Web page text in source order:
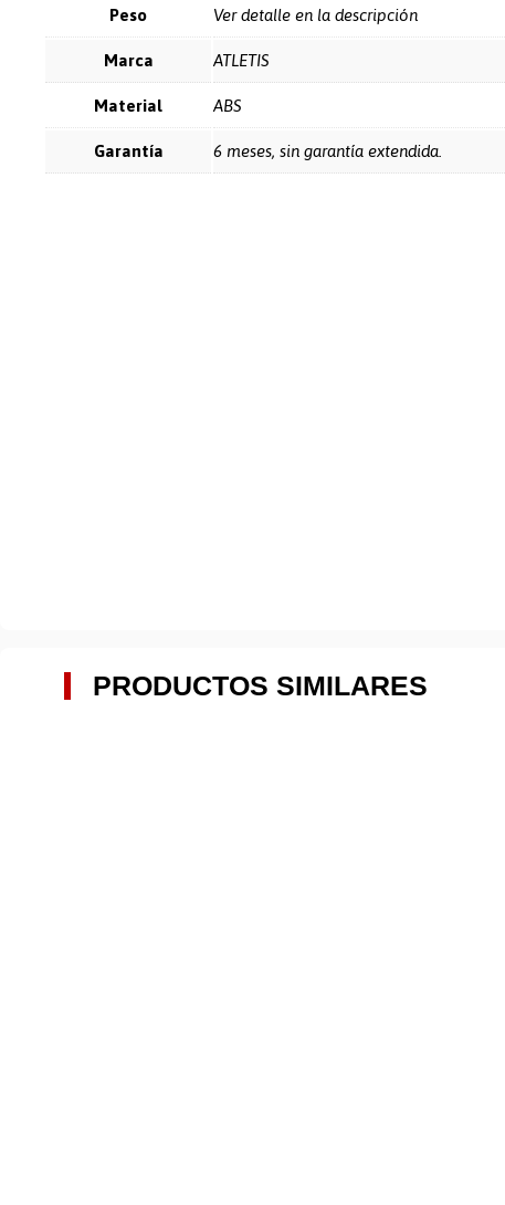
Peso Ver detalle en la descripción
Marca ATLETIS
Material ABS
Garantía 6 meses, sin garantía extendida.
PRODUCTOS SIMILARES